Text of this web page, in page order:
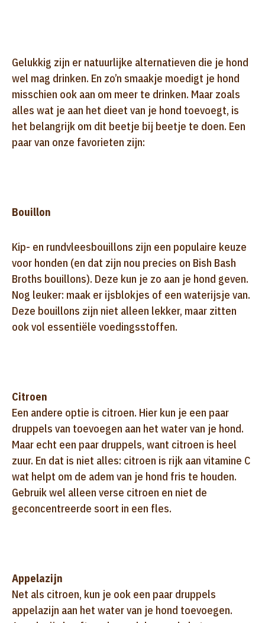
Gelukkig zijn er natuurlijke alternatieven die je hond
wel mag drinken. En zo’n smaakje moedigt je hond
misschien ook aan om meer te drinken. Maar zoals
alles wat je aan het dieet van je hond toevoegt, is
het belangrijk om dit beetje bij beetje te doen. Een
paar van onze favorieten zijn:
Bouillon
Kip- en rundvleesbouillons zijn een populaire keuze
voor honden (en dat zijn nou precies on Bish Bash
Broths bouillons). Deze kun je zo aan je hond geven.
Nog leuker: maak er ijsblokjes of een waterijsje van.
Deze bouillons zijn niet alleen lekker, maar zitten
ook vol essentiële voedingsstoffen.
Citroen
Een andere optie is citroen. Hier kun je een paar
druppels van toevoegen aan het water van je hond.
Maar echt een paar druppels, want citroen is heel
zuur. En dat is niet alles: citroen is rijk aan vitamine C
wat helpt om de adem van je hond fris te houden.
Gebruik wel alleen verse citroen en niet de
geconcentreerde soort in een fles.
Appelazijn
Net als citroen, kun je ook een paar druppels
appelazijn aan het water van je hond toevoegen.